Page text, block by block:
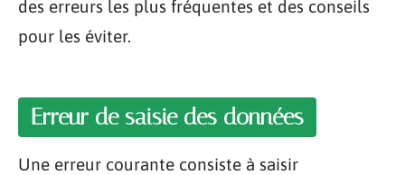
des erreurs les plus fréquentes et des conseils
pour les éviter.
Erreur de saisie des données
Une erreur courante consiste à saisir